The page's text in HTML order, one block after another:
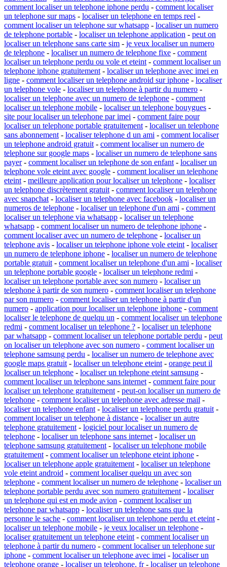
comment localiser un telephone iphone perdu - comment localiser
un telephone sur maps - localiser un telephone en temps reel -
comment localiser un telephone sur whatsapp - localiser un numero
de telephone portable - localiser un telephone application - peut on
localiser un telephone sans carte sim - je veux localiser un numero
de telephone - localiser un numero de telephone fixe - comment
localiser un telephone perdu ou vole et eteint - comment localiser un
telephone iphone gratuitement - localiser un telephone avec imei en
ligne - comment localiser un telephone android sur iphone - localiser
un telephone vole - localiser un telephone à partir du numero -
localiser un telephone avec un numero de telephone - comment
localiser un telephone mobile - localiser un telephone bouygues -
site pour localiser un telephone par imei - comment faire pour
localiser un telephone portable gratuitement - localiser un telephone
sans abonnement - localiser telephone d un ami - comment localiser
un telephone android gratuit - comment localiser un numero de
telephone sur google maps - localiser un numero de telephone sans
payer- comment localiser un telephone de son enfant - localiser un
telephone vole eteint avec google - comment localiser un telephone
eteint - meilleure application pour localiser un telephone - localiser
un telephone discrètement gratuit - comment localiser un telephone
avec snapchat - localiser un telephone avec facebook - localiser un
numeros de telephone - localiser un telephone d'un ami - comment
localiser un telephone via whatsapp - localiser un telephone
whatsapp - comment localiser un numero de telephone iphone -
comment localiser avec un numero de telephone - localiser un
telephone avis - localiser un telephone iphone vole eteint - localiser
un numero de telephone iphone - localiser un numero de telephone
portable gratuit - comment localiser un telephone d'un ami - localiser
un telephone portable google - localiser un telephone redmi -
localiser un telephone portable avec son numero - localiser un
telephone à partir de son numero - comment localiser un telephone
par son numero - comment localiser un telephone à partir d'un
numero - application pour localiser un telephone iphone - comment
localiser le telephone de quelqu un - comment localiser un telephone
redmi - comment localiser un telephone ? - localiser un telephone
par whatsapp - comment localiser un telephone portable perdu - peut
on localiser un telephone avec son numero - comment localiser un
telephone samsung perdu - localiser un numero de telephone avec
google maps gratuit - localiser un telephone eteint - orange peut il
localiser un telephone - localiser un telephone eteint samsung -
comment localiser un telephone sans internet - comment faire pour
localiser un telephone gratuitement - peut-on localiser un numero de
telephone - comment localiser un telephone avec adresse mail -
localiser un telephone enfant - localiser un telephone perdu gratuit -
comment localiser un telephone à distance - localiser un autre
telephone gratuitement - logiciel pour localiser un numero de
telephone - localiser un telephone sans internet - localiser un
telephone samsung gratuitement - localiser un telephone mobile
gratuitement - comment localiser un telephone eteint iphone -
localiser un telephone apple gratuitement - localiser un telephone
vole eteint android - comment localiser quelqu un avec son
telephone - comment localiser un numero de telephone - localiser un
telephone portable perdu avec son numero gratuitement - localiser
un telephone qui est en mode avion - comment localiser un
telephone par whatsapp - localiser un telephone sans que la
personne le sache - comment localiser un telephone perdu et eteint -
localiser un telephone mobile - je veux localiser un telephone -
localiser gratuitement un telephone eteint - comment localiser un
telephone à partir du numero - comment localiser un telephone sur
iphone - comment localiser un telephone avec imei - localiser un
telephone orange - localiser un telephone. fr- localiser un telephone